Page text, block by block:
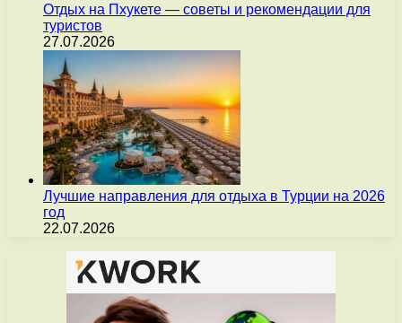
Отдых на Пхукете — советы и рекомендации для
туристов
27.07.2026
Лучшие направления для отдыха в Турции на 2026
год
22.07.2026